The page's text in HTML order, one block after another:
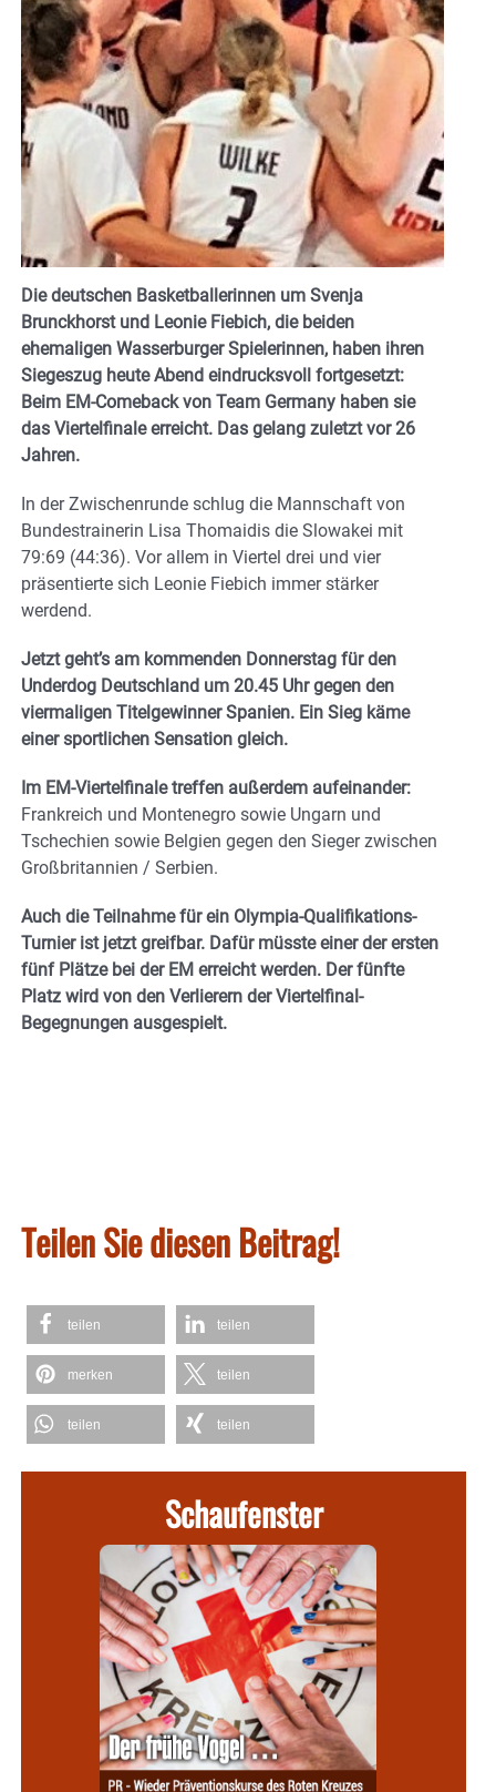
Die deutschen Basketballerinnen um Svenja
Brunckhorst und Leonie Fiebich, die beiden
ehemaligen Wasserburger Spielerinnen, haben ihren
Siegeszug heute Abend eindrucksvoll fortgesetzt:
Beim EM-Comeback von Team Germany haben sie
das Viertelfinale erreicht. Das gelang zuletzt vor 26
Jahren.
In der Zwischenrunde schlug die Mannschaft von
Bundestrainerin Lisa Thomaidis die Slowakei mit
79:69 (44:36). Vor allem in Viertel drei und vier
präsentierte sich Leonie Fiebich immer stärker
werdend.
Jetzt geht’s am kommenden Donnerstag für den
Underdog Deutschland um 20.45 Uhr gegen den
viermaligen Titelgewinner Spanien. Ein Sieg käme
einer sportlichen Sensation gleich.
Im EM-Viertelfinale treffen außerdem aufeinander:
Frankreich und Montenegro sowie Ungarn und
Tschechien sowie Belgien gegen den Sieger zwischen
Großbritannien / Serbien.
Auch die Teilnahme für ein Olympia-Qualifikations-
Turnier ist jetzt greifbar. Dafür müsste einer der ersten
fünf Plätze bei der EM erreicht werden. Der fünfte
Platz wird von den Verlierern der Viertelfinal-
Begegnungen ausgespielt.
Teilen Sie diesen Beitrag!
teilen teilen
merken teilen
teilen teilen
Schaufenster